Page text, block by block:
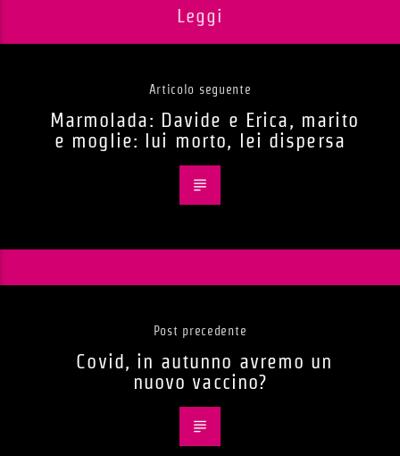
Leggi
Articolo seguente
Marmolada: Davide e Erica, marito
e moglie: lui morto, lei dispersa
Post precedente
Covid, in autunno avremo un
nuovo vaccino?